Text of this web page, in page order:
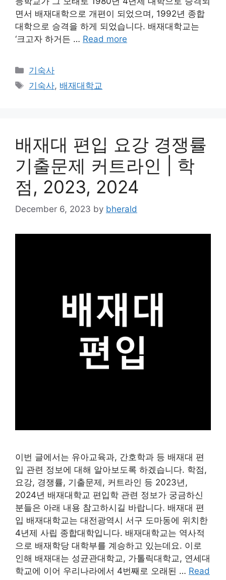
면서 배재대학으로 개편이 되었으며, 1992년 종합
대학으로 승격을 하게 되었습니다. 배재대학교는
‘크고자 하거든 … Read more
Categories
기숙사
Tags
기숙사, 배재대학교
배재대 편입 요강 경쟁률
기출문제 커트라인 | 학
점, 2023, 2024
December 6, 2023 by bherald
이번 글에서는 유아교육과, 간호학과 등 배재대 편
입 관련 정보에 대해 알아보도록 하겠습니다. 학점,
요강, 경쟁률, 기출문제, 커트라인 등 2023년,
2024년 배재대학교 편입학 관련 정보가 궁금하신
분들은 아래 내용 참고하시길 바랍니다. 배재대 편
입 배재대학교는 대전광역시 서구 도마동에 위치한
4년제 사립 종합대학입니다. 배재대학교는 역사적
으로 배재학당 대학부를 계승하고 있는데요. 이로
인해 배재대는 성균관대학교, 가톨릭대학교, 연세대
학교에 이어 우리나라에서 4번째로 오래된 … Read